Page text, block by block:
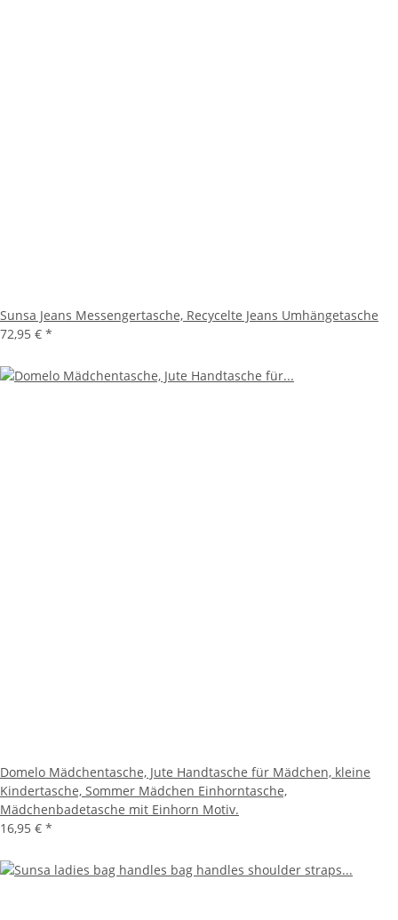
Sunsa Jeans Messengertasche, Recycelte Jeans Umhängetasche
72,95 € *
Domelo Mädchentasche, Jute Handtasche für Mädchen, kleine
Kindertasche, Sommer Mädchen Einhorntasche,
Mädchenbadetasche mit Einhorn Motiv.
16,95 € *